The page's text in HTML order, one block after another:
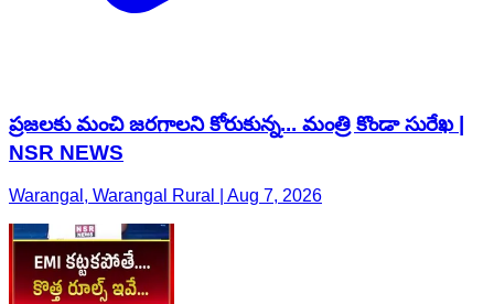
ప్రజలకు మంచి జరగాలని కోరుకున్న... మంత్రి కొండా సురేఖ |
NSR NEWS
Warangal, Warangal Rural | Aug 7, 2026